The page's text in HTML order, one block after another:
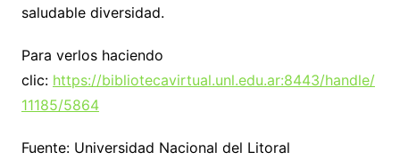
saludable diversidad.
Para verlos haciendo
clic: https://bibliotecavirtual.unl.edu.ar:8443/handle/
11185/5864
Fuente: Universidad Nacional del Litoral